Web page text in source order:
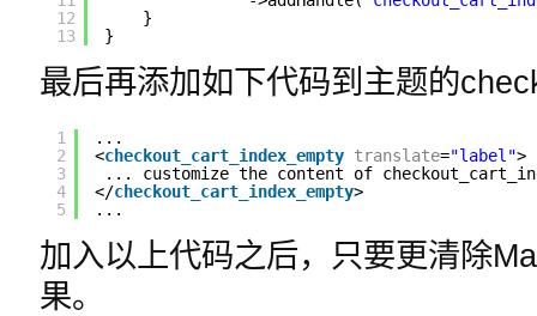
12
13
}
}
最后再添加如下代码到主题的
1
2
3
4
5
...
<checkout_cart_index_empty translate="label">
... customize the content of
</checkout_cart_index_empty>
...
加入以上代码之后，只要更清除
果。